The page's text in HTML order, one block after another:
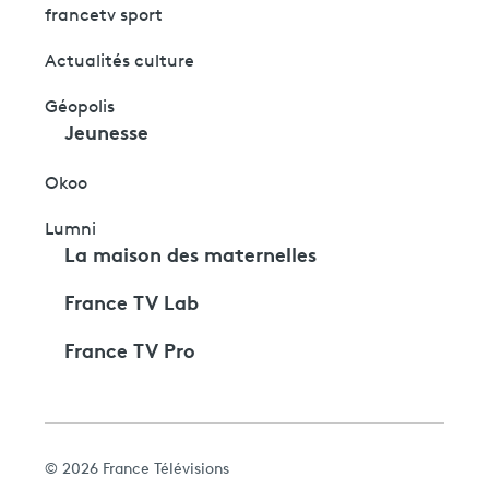
francetv sport
Actualités culture
Géopolis
Jeunesse
Okoo
Lumni
La maison des maternelles
France TV Lab
France TV Pro
© 2026 France Télévisions